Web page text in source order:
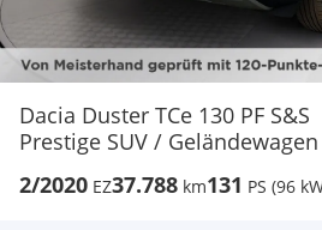
Dacia Duster TCe 130 PF S&S
Prestige SUV / Geländewagen
2/2020 EZ37.788 km131 PS (96